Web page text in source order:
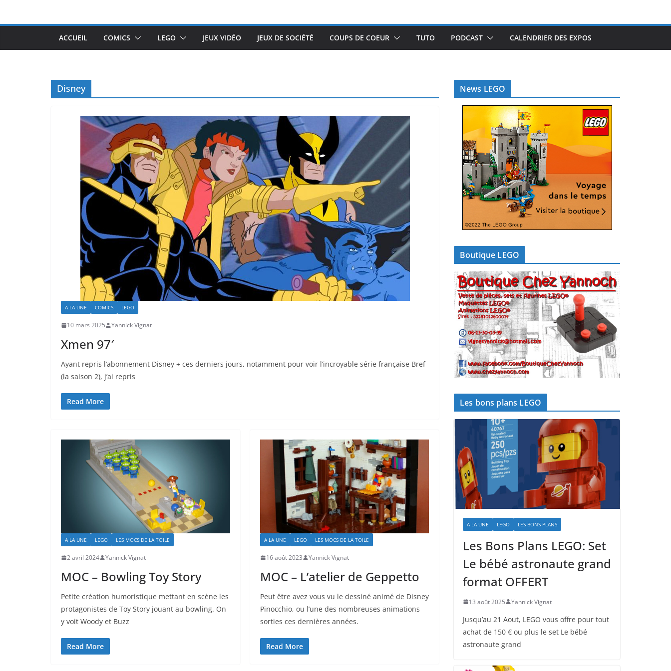
ACCUEIL COMICS LEGO JEUX VIDÉO JEUX DE SOCIÉTÉ COUPS DE COEUR TUTO PODCAST CALENDRIER DES EXPOS
Disney
A LA UNE COMICS LEGO
10 mars 2025 Yannick Vignat
Xmen 97′
Ayant repris l’abonnement Disney + ces derniers jours, notamment pour voir l’incroyable série française Bref
(la saison 2), j’ai repris
Read More
A LA UNE LEGO LES MOCS DE LA TOILE
2 avril 2024 Yannick Vignat
MOC – Bowling Toy Story
Petite création humoristique mettant en scène les
protagonistes de Toy Story jouant au bowling. On
y voit Woody et Buzz
Read More
A LA UNE LEGO LES MOCS DE LA TOILE
16 août 2023 Yannick Vignat
MOC – L’atelier de Geppetto
Peut être avez vous vu le dessiné animé de Disney
Pinocchio, ou l’une des nombreuses animations
sorties ces dernières années.
Read More
News LEGO
Boutique LEGO
Les bons plans LEGO
A LA UNE LEGO LES BONS PLANS
Les Bons Plans LEGO: Set
Le bébé astronaute grand
format OFFERT
13 août 2025 Yannick Vignat
Jusqu’au 21 Aout, LEGO vous offre pour tout
achat de 150 € ou plus le set Le bébé
astronaute grand